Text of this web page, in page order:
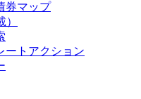
券マップ
ートアクション